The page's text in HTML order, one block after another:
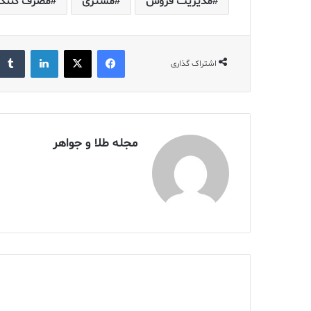
اشتراک گذاری
فیس بوک X لینکدین
مجله طلا و جواهر